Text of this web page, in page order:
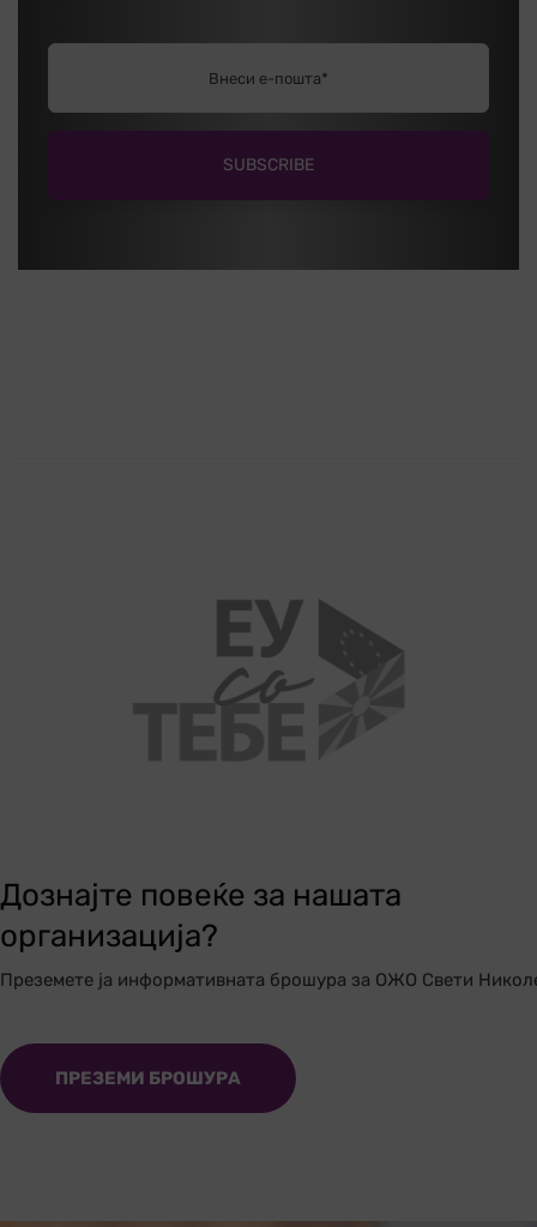
Дознајте повеќе за нашата
организација?
Преземете ја информативната брошура за ОЖО Свети
ПРЕЗЕМИ БРОШУРА